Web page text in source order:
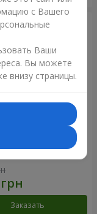
и лето"
Заказать
с Вашего
Ваши
Вы можете
внизу страницы.